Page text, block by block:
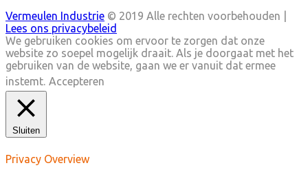
Vermeulen Industrie © 2019 Alle rechten voorbehouden |
Lees ons privacybeleid
We gebruiken cookies om ervoor te zorgen dat onze
website zo soepel mogelijk draait. Als je doorgaat met het
gebruiken van de website, gaan we er vanuit dat ermee
instemt. Accepteren
Sluiten
Privacy Overview